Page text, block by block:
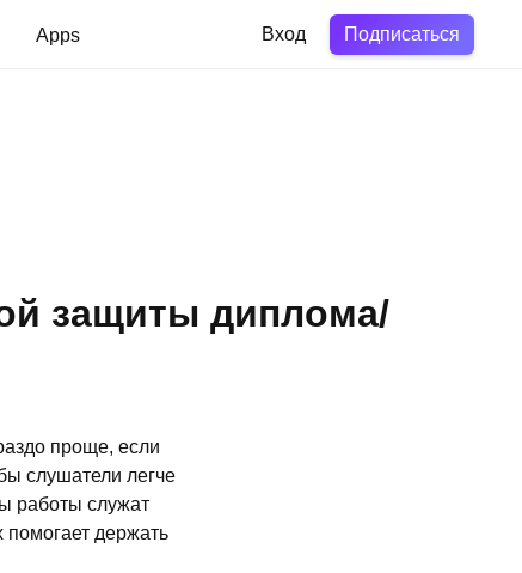
Apps Вход Подписаться
защиты диплома/
проще, если
слушатели легче
работы служат
держать